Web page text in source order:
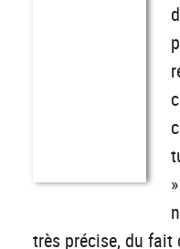
très précise, du fait